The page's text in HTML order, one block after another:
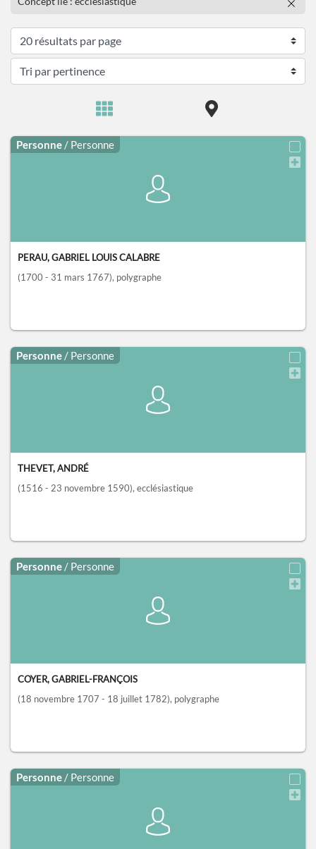
Personne / Personne
PERAU, GABRIEL LOUIS CALABRE
(1700 - 31 mars 1767), polygraphe
Personne / Personne
THEVET, ANDRÉ
(1516 - 23 novembre 1590), ecclésiastique
Personne / Personne
COYER, GABRIEL-FRANÇOIS
(18 novembre 1707 - 18 juillet 1782), polygraphe
Personne / Personne